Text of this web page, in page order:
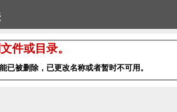
件或目录。
已被删除，已更改名称或者暂时不可用。